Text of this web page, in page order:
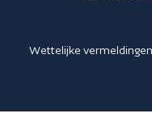
Wettelijke vermeldingen